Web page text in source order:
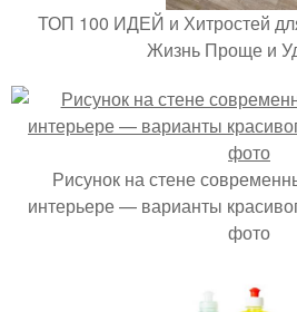
ТОП 100 ИДЕЙ и Хитростей
Жизнь Проще и
Рисунок на стене
интерьере — варианты
фото